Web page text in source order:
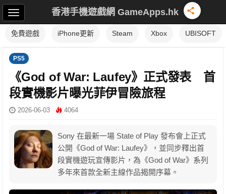
香港手機遊戲網 GameApps.hk
免費遊戲 iPhone更新 Steam Xbox UBISOFT
PS5
《God of War: Laufey》正式發表 首
段實機影片曝光菲伊冒險旅程
2026-06-03 4064
Sony 在最新一場 State of Play 發布會上正式
公開《God of War: Laufey》，並同步釋出首
段實機遊玩宣傳影片，為《God of War》系列
多年來首款全新主線作品揭開序幕。